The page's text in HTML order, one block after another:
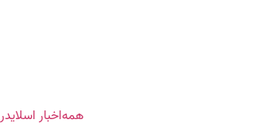
همهاخبار اسلایدر